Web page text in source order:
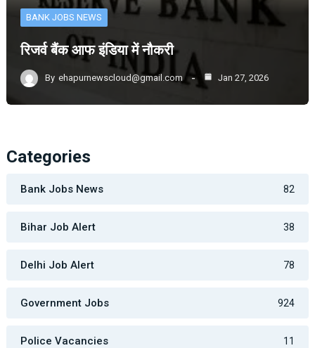
BANK JOBS NEWS
रिजर्व बैंक आफ इंडिया में नौकरी
By ehapurnewscloud@gmail.com Jan 27, 2026
Categories
Bank Jobs News 82
Bihar Job Alert 38
Delhi Job Alert 78
Government Jobs 924
Police Vacancies 11